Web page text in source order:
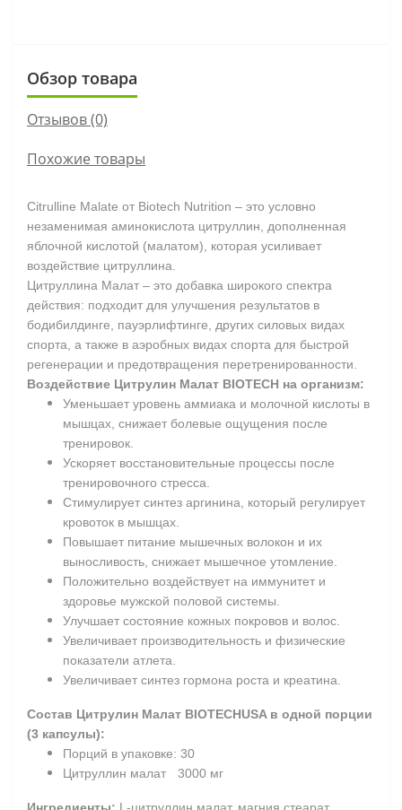
Обзор товара
Отзывов (0)
Похожие товары
Citrulline Malate от Biotech Nutrition – это условно
незаменимая аминокислота цитруллин, дополненная
яблочной кислотой (малатом), которая усиливает
воздействие цитруллина.
Цитруллина Малат – это добавка широкого спектра
действия: подходит для улучшения результатов в
бодибилдинге, пауэрлифтинге, других силовых видах
спорта, а также в аэробных видах спорта для быстрой
регенерации и предотвращения перетренированности.
Воздействие Цитрулин Малат BIOTECH на организм:
Уменьшает уровень аммиака и молочной кислоты в
мышцах, снижает болевые ощущения после
тренировок.
Ускоряет восстановительные процессы после
тренировочного стресса.
Стимулирует синтез аргинина, который регулирует
кровоток в мышцах.
Повышает питание мышечных волокон и их
выносливость, снижает мышечное утомление.
Положительно воздействует на иммунитет и
здоровье мужской половой системы.
Улучшает состояние кожных покровов и волос.
Увеличивает производительность и физические
показатели атлета.
Увеличивает синтез гормона роста и креатина.
Состав Цитрулин Малат BIOTECHUSA в одной порции
(3 капсулы):
Порций в упаковке: 30
Цитруллин малат
3000 мг